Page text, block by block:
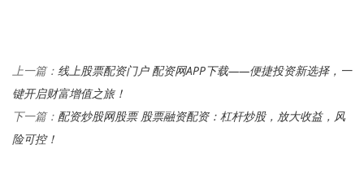
上一篇： 线上股票配资门户 配资网APP下载——便捷投资新选择，一
键开启财富增值之旅！
下一篇： 配资炒股网股票 股票融资配资：杠杆炒股，放大收益，风
险可控！